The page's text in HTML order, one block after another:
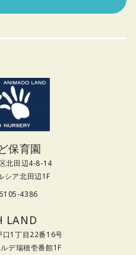
保育園
北田辺4-8-14
北田辺1F
4386
LAND
口1丁目22番16号
穂壱番館1F